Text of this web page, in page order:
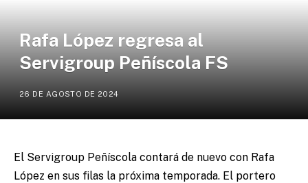
Rafa López regresa al
Servigroup Peñíscola FS
26 DE AGOSTO DE 2024
El Servigroup Peñíscola contará de nuevo con Rafa
López en sus filas la próxima temporada. El portero